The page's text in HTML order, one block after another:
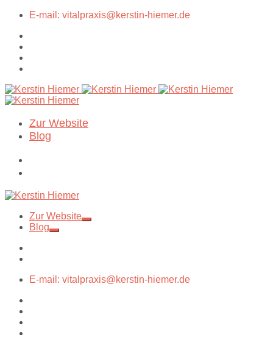
E-mail: vitalpraxis@kerstin-hiemer.de
Zur Website
Blog
Zur Website
Blog
E-mail: vitalpraxis@kerstin-hiemer.de